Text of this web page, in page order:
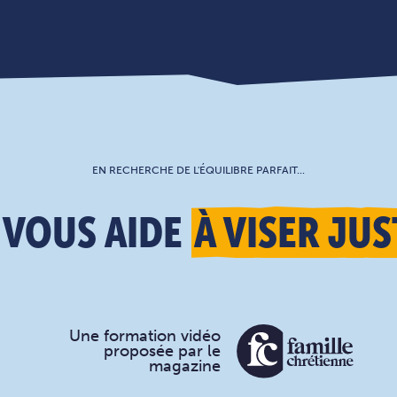
EN RECHERCHE DE L'ÉQUILIBRE PARFAIT...
AIDE À VISER
Une formation vidéo
proposée par le
magazine